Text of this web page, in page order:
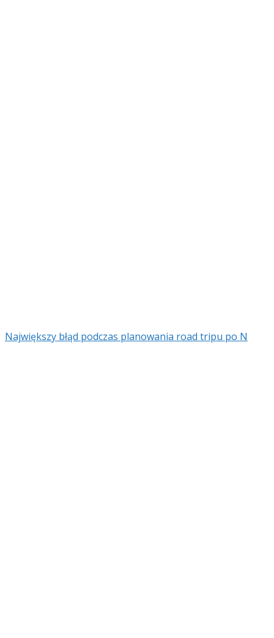
Największy błąd podczas planowania road tripu po N